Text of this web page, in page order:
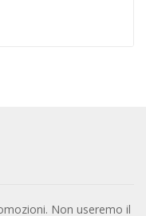
Non useremo il